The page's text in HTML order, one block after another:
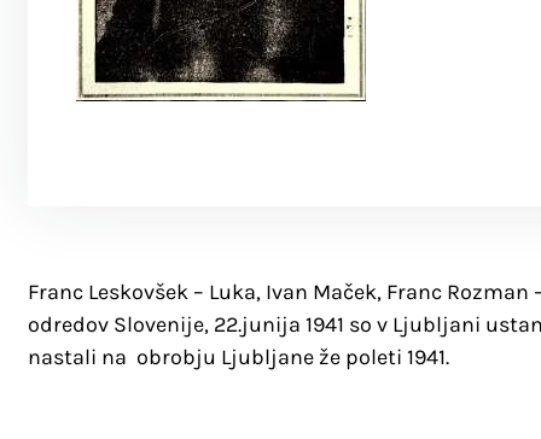
Franc Leskovšek – Luka, Ivan Maček, Franc
odredov Slovenije, 22.junija 1941 so v Ljubljani
nastali na obrobju Ljubljane že poleti 1941.